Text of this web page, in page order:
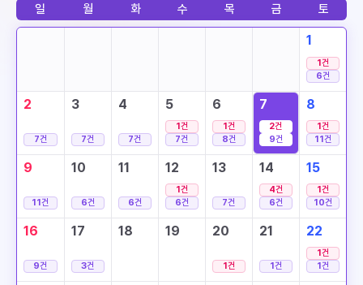
일 월 화 수 목 금 토
1
1건
6건
2
7건
3
7건
4
7건
5
1건
7건
6
1건
8건
7
2건
9건
8
1건
11건
9
11건
10
6건
11
6건
12
1건
6건
13
7건
14
4건
6건
15
1건
10건
16
9건
17
3건
18 19 20
1건
21
1건
22
1건
1건